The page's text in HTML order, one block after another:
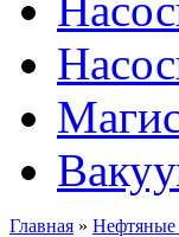
Главная » Нефтяные